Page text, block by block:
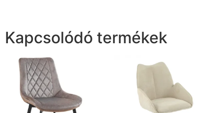
Kapcsolódó termékek